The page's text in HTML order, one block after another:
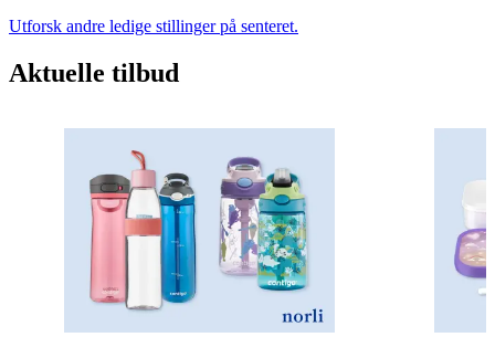
Utforsk andre ledige stillinger på senteret.
Aktuelle tilbud